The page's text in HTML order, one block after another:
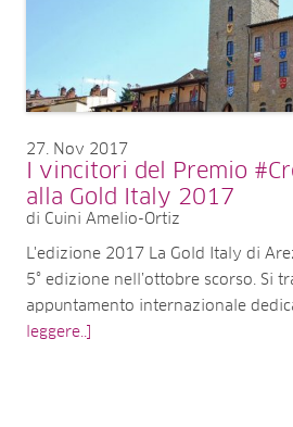
27 Nov 2017
I vincitori del Premio
alla Gold Italy 2017
di Cuini Amelio-Ortiz
L'edizione 2017 La Gold Italy di
5° edizione nell’ottobre scorso. Si
appuntamento internazionale
leggere..]